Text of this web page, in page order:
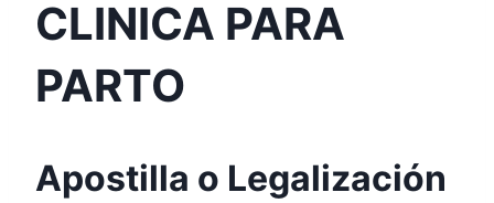
CLINICA PARA
PARTO
Apostilla o Legalización